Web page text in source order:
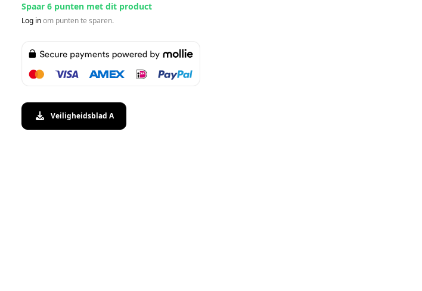
Spaar 6 punten met dit product
Log inom punten te sparen.
Veiligheidsblad A